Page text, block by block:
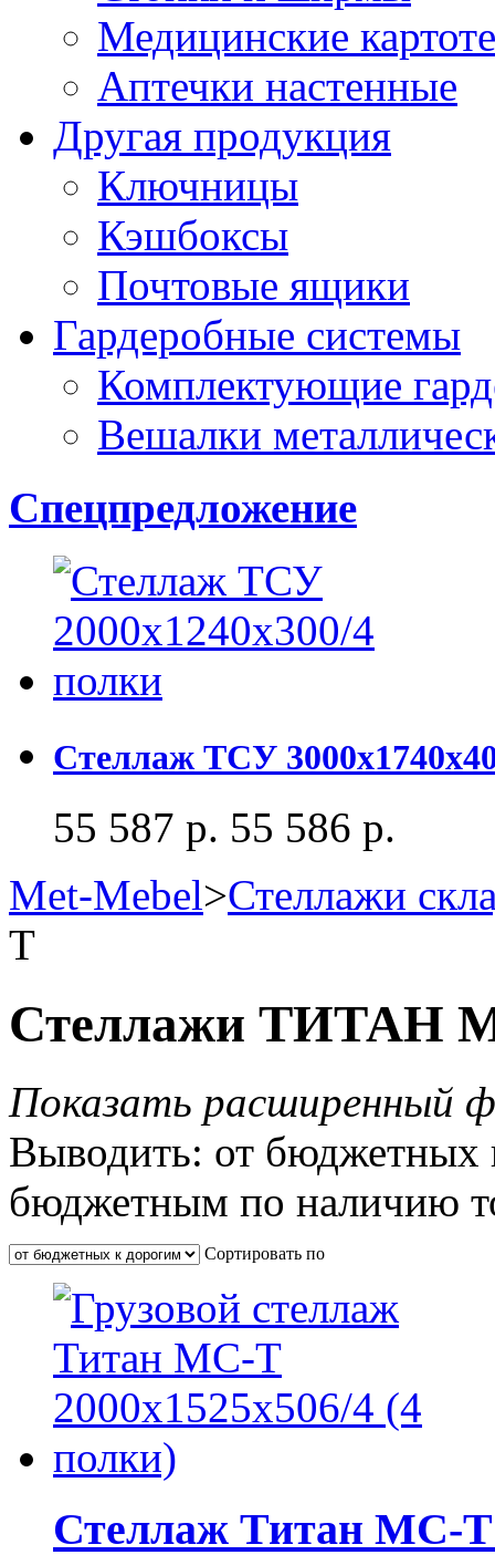
Медицинские
Аптечки настенные
Другая продукция
Ключницы
Кэшбоксы
Почтовые ящики
Гардеробные системы
Комплектующие
Вешалки
Спецпредложение
Стеллаж ТСУ
55 587 р. 55 586 р.
Met-Mebel>Стеллажи
Т
Стеллажи ТИТАН
Показать расширенный
Выводить: от бюджетных
бюджетным по наличию
Сортировать по
Стеллаж Титан МС-Т